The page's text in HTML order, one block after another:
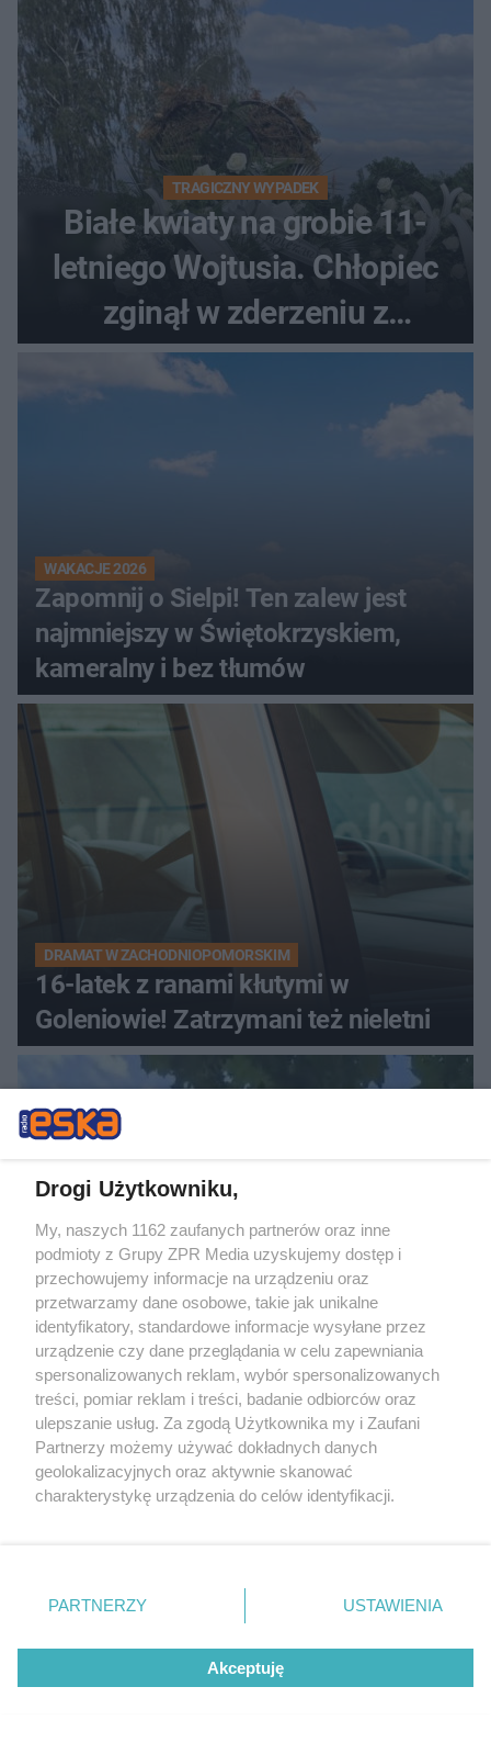
TRAGICZNY WYPADEK
Białe kwiaty na grobie 11-
letniego Wojtusia. Chłopiec
zginął w zderzeniu z
kombajnem
WAKACJE 2026
Zapomnij o Sielpi! Ten zalew jest
najmniejszy w Świętokrzyskiem,
kameralny i bez tłumów
DRAMAT W ZACHODNIOPOMORSKIM
16-latek z ranami kłutymi w
Goleniowie! Zatrzymani też nieletni
CIEKAWOSTKI
Ma zaledwie 1500 mieszkańców.
Mała wioska w Świętokrzyskiem
skrywa zabytki, bywał tu nawet król
Tragiczna śmierć 46-latki w powiecie
hrubieszowskim! Kierowca potrącił ją i uciekł
Drogi Użytkowniku,
My, naszych 1162 zaufanych partnerów oraz inne
podmioty z Grupy ZPR Media uzyskujemy dostęp i
przechowujemy informacje na urządzeniu oraz
przetwarzamy dane osobowe, takie jak unikalne
identyfikatory, standardowe informacje wysyłane przez
urządzenie czy dane przeglądania w celu zapewniania
spersonalizowanych reklam, wybór spersonalizowanych
treści, pomiar reklam i treści, badanie odbiorców oraz
ulepszanie usług. Za zgodą Użytkownika my i Zaufani
Partnerzy możemy używać dokładnych danych
geolokalizacyjnych oraz aktywnie skanować
charakterystykę urządzenia do celów identyfikacji.
zmienić/wycofać klikając przycisk ustawień prywatności
znajdujący się w lewym dolnym rogu strony
rodzaje przetwarzania danych nie wymagają zgody
użytkownika, ale masz prawo sprzeciwić się takiemu
przetwarzaniu. Preferencje będą miały zastosowanie tylko
PARTNERZY USTAWIENIA
Akceptuję